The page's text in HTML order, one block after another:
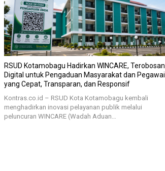
RSUD Kotamobagu Hadirkan WINCARE, Terobosan
Digital untuk Pengaduan Masyarakat dan Pegawai
yang Cepat, Transparan, dan Responsif
Kontras.co.id – RSUD Kota Kotamobagu kembali
menghadirkan inovasi pelayanan publik melalui
peluncuran WINCARE (Wadah Aduan…